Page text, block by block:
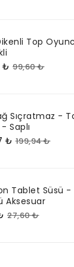
Top
₺ 99,60 ₺
Sıçratmaz -
Saplı
₺ 199,94 ₺
Tablet Süsü -
Aksesuar
27,60 ₺